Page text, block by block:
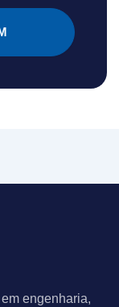
engenharia,